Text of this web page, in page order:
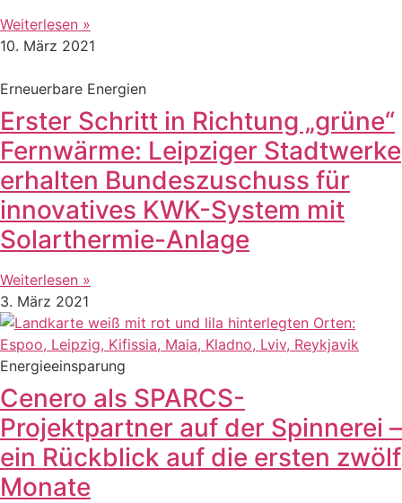
Weiterlesen »
10. März 2021
Erneuerbare Energien
Erster Schritt in Richtung „grüne“
Fernwärme: Leipziger Stadtwerke
erhalten Bundeszuschuss für
innovatives KWK-System mit
Solarthermie-Anlage
Weiterlesen »
3. März 2021
Energieeinsparung
Cenero als SPARCS-
Projektpartner auf der Spinnerei –
ein Rückblick auf die ersten zwölf
Monate